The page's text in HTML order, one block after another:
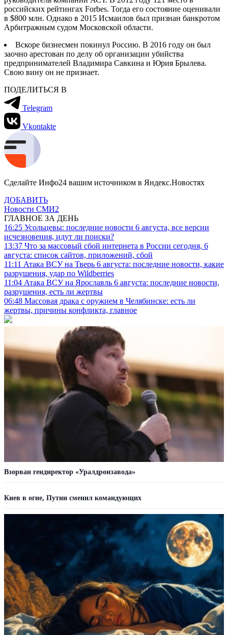
российских рейтингах Forbes. Тогда его состояние оценивали
в $800 млн. Однако в 2015 Исмаилов был признан банкротом
Арбитражным судом Московской области.
Вскоре бизнесмен покинул Россию. В 2016 году он был
заочно арестован по делу об организации убийства
предпринимателей Владимира Савкина и Юрия Брылева.
Свою вину он не признает.
ПОДЕЛИТЬСЯ В
Telegram
Vkontakte
Сделайте Инфо24 вашим источником в Яндекс.Новостях
ДОБАВИТЬ
Новости СМИ2
ГЛАВНОЕ ЗА ДЕНЬ
16:25 Усольцевы: последние новости 6 августа, все версии
исчезновения, идут ли поиски?
13:37 Что за массовый сбой интернета в России сегодня, 6
августа: список сайтов, приложений, сбой
11:11 Атака ВСУ на Тверь 6 августа: последние новости, какие
разрушения, удар по Wildberries
11:04 Атака ВСУ на Ярославль 6 августа: последние новости,
разрушения, есть ли жертвы
06:48 Массовая драка с оружием в Челябинске: есть ли
жертвы, причины конфликта, главное
Взорван гендиректор «Уралдронзавода»
Киев в огне, Путин сменил командующих